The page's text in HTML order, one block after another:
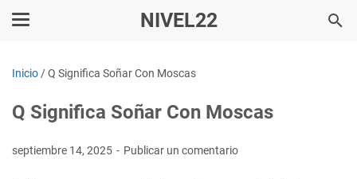
NIVEL22
Inicio /Q Significa Soñar Con Moscas
Q Significa Soñar Con Moscas
septiembre 14, 2025 Publicar un comentario